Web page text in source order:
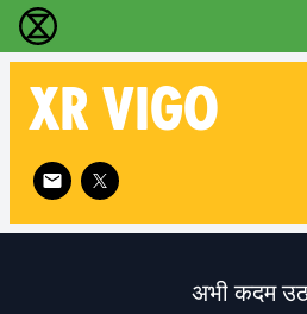
विलुप्ति विद्रोह - Home
XR VIGO
Follow XR Vigo on
अभी कदम